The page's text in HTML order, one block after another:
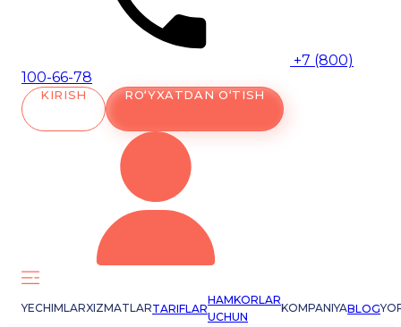
+7 (800)
100-66-78
KIRISH RO‘YXATDAN O‘TISH
YECHIMLARXIZMATLARTARIFLAR
HAMKORLAR
UCHUN
KOMPANIYABLOG